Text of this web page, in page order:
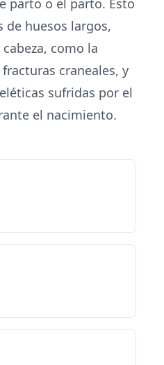
parto o el parto. Esto
de huesos largos,
como la
craneales, y
sufridas por el
el nacimiento.